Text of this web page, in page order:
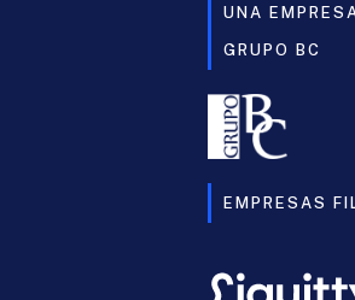
UNA
GRUPO BC
EMPRESAS